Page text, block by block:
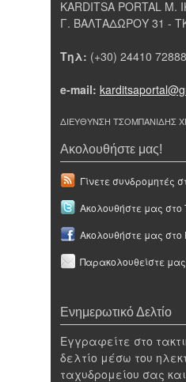
KARDITSA PORTAL Μ.
Γ. ΒΑΛΤΑΔΩΡΟΥ 31 -
Τηλ: (+30) 24410 72888
e-mail:
ΔΙΕΥΘΥΝΣΗ ΤΣΟΜΠΑΝΙΔΗΣ
Ακολουθήστε μας!
Γίνετε συνδρομητές
Ακολουθήστε μας στο
Ακολουθήστε μας στο
Παρακολουθείστε
Ενημερωτικό Δελτίο
Εγγραφείτε στο
δελτίο μέσω του
ταχυδρομείου σας